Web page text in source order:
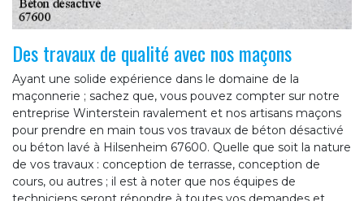
Des travaux de qualité avec nos maçons
Ayant une solide expérience dans le domaine de la
maçonnerie ; sachez que, vous pouvez compter sur notre
entreprise Winterstein ravalement et nos artisans maçons
pour prendre en main tous vos travaux de béton désactivé
ou béton lavé à Hilsenheim 67600. Quelle que soit la nature
de vos travaux : conception de terrasse, conception de
cours, ou autres ; il est à noter que nos équipes de